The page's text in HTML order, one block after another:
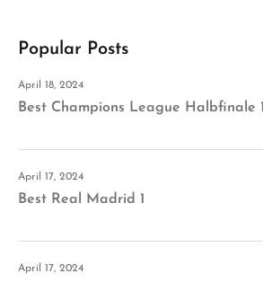
Popular Posts
April 18, 2024
Best Champions League Halbfinale 1
April 17, 2024
Best Real Madrid 1
April 17, 2024